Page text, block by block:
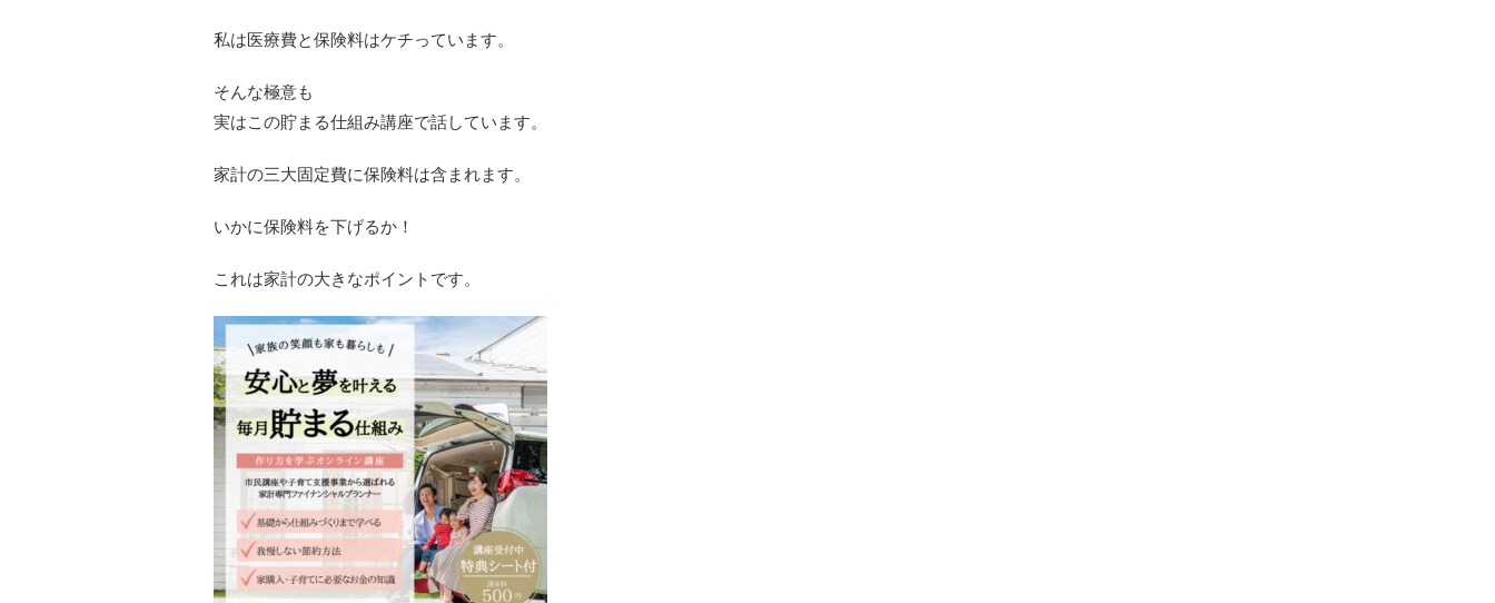
私は医療費と保険料はケチっています。
そんな極意も
実はこの貯まる仕組み講座で話しています。
家計の三大固定費に保険料は含まれます。
いかに保険料を下げるか！
これは家計の大きなポイントです。